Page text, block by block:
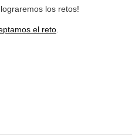
los retos!
el reto